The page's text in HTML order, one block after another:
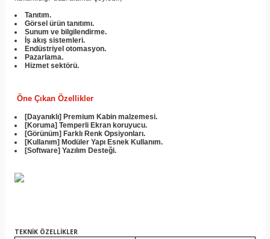
Tanıtım.
Görsel ürün tanıtımı.
Sunum ve bilgilendirme.
İş akış sistemleri.
Endüstriyel otomasyon.
Pazarlama.
Hizmet sektörü.
Öne Çıkan Özellikler
[Dayanıklı] Premium Kabin malzemesi.
[Koruma] Temperli Ekran koruyucu.
[Görünüm] Farklı Renk Opsiyonları.
[Kullanım] Modüler Yapı Esnek Kullanım.
[Software] Yazılım Desteği.
TEKNİK ÖZELLİKLER